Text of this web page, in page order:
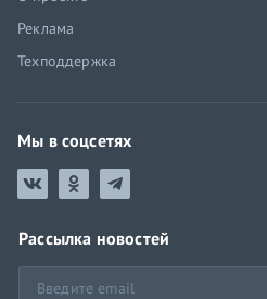
Реклама
Техподдержка
Мы в соцсетях
Рассылка новостей